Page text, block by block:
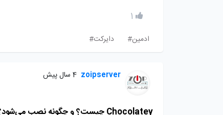
1
ادمین#
دایرکت#
zoipserver 4 سال پیش